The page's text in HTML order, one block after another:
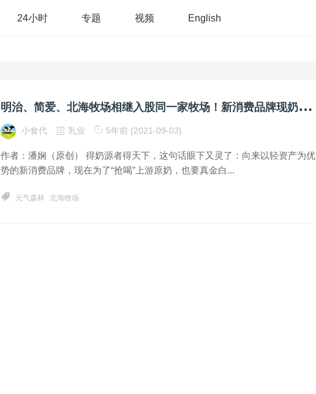
24小时 专题 视频 English
明
治、简爱、北海牧场相继入股同一家牧场！新消费品牌现奶源饥渴
小食代 乳业 5年前 (2021-09-03)
作者：潘娴（原创） 得奶源者得天下，这句话眼下又灵了：向来以轻资产为优
势的新消费品牌，现在为了“抢喝”上游原奶，也要真金白...
元气森林 北海牧场